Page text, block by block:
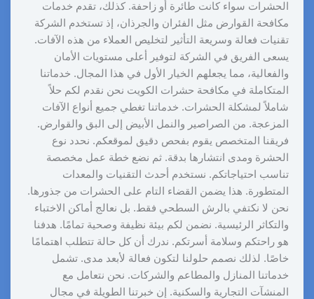
الحشرات سواء كانت طائرة أو زاحفة. كذلك، تقدم خدمات
مكافحة القوارض مثل الفئران والجرذان، إذ تستخدم الشركة
تقنيات فعالة وسريعة التأثير لتخليص العملاء من هذه الآفات.
يسعى الفريق في الشركة لتوفير أعلى مستويات الأمان
والفعالية، مما يجعلهم الخيار الأول في هذا المجال. خدماتنا
المتكاملة في مكافحة حشرات الكويت نحن نقدم لكم حلاً
شاملاً لمشكلة الحشرات. خدماتنا تغطي جميع أنواع الآفات
المزعجة. من الصراصير والنمل الأبيض إلى البق والقوارض.
فريقنا المتخصص يقوم بفحص دقيق لموقعكم. نحدد نوع
الحشرة ومدى انتشارها بدقة. ثم نضع خطة عمل مخصصة
تناسب احتياجاتكم. نستخدم أحدث التقنيات والمعدات
المتطورة. هذا يضمن القضاء التام على الحشرات من جذورها.
نحن لا نكتفي بالرش السطحي فقط. بل نعالج أماكن الاختباء
والتكاثر الرئيسية. نضمن لكم بيئة نظيفة وصحية تمامًا. هدفنا
هو راحتكم وسلامة أسرتكم. ندرك أن كل حالة تتطلب اهتمامًا
خاصًا. لذلك نصمم حلولنا لتكون فعالة لأبعد مدى. تشمل
خدماتنا المنازل والمطاعم والشركات. نحن نتعامل مع
المنشآت التجارية والسكنية. إن خبرتنا الطويلة في مجال